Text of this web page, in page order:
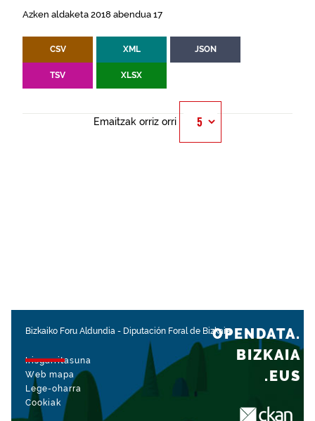
Azken aldaketa 2018 abendua 17
CSV XML JSON
TSV XLSX
Emaitzak orriz orri
Bizkaiko Foru Aldundia - Diputación Foral de Bizkaia
Irisgarritasuna
Web mapa
Lege-oharra
Cookiak
OPENDATA.
BIZKAIA
.EUS